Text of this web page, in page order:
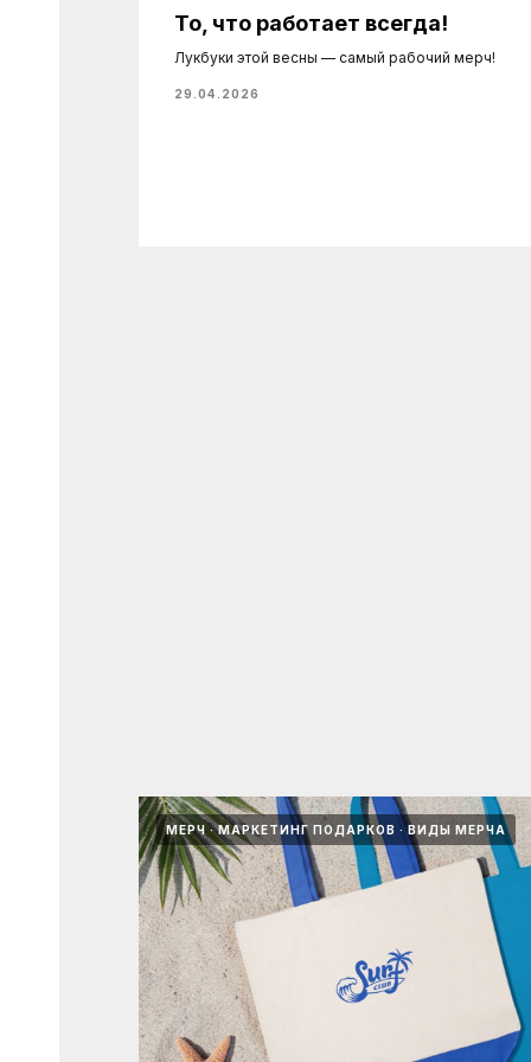
То, что работает всегда!
Лукбуки этой весны — самый рабочий мерч!
29.04.2026
МЕРЧ МАРКЕТИНГ ПОДАРКОВ ВИДЫ МЕРЧА